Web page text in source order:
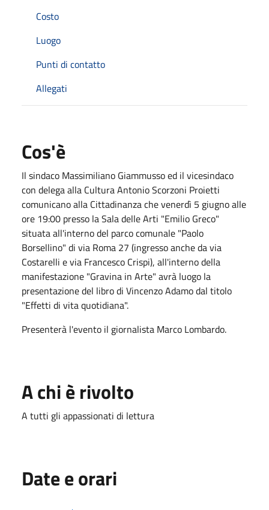
Costo
Luogo
Punti di contatto
Allegati
Cos'è
Il sindaco Massimiliano Giammusso ed il vicesindaco
con delega alla Cultura Antonio Scorzoni Proietti
comunicano alla Cittadinanza che venerdì 5 giugno alle
ore 19:00 presso la Sala delle Arti "Emilio Greco"
situata all'interno del parco comunale "Paolo
Borsellino" di via Roma 27 (ingresso anche da via
Costarelli e via Francesco Crispi), all'interno della
manifestazione "Gravina in Arte" avrà luogo la
presentazione del libro di Vincenzo Adamo dal titolo
"Effetti di vita quotidiana".
Presenterà l'evento il giornalista Marco Lombardo.
A chi è rivolto
A tutti gli appassionati di lettura
Date e orari